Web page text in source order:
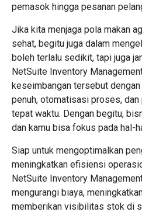
pemasok hingga pesanan
Jika kita menjaga pola makan
sehat, begitu juga dalam
boleh terlalu sedikit, tapi juga
NetSuite Inventory
keseimbangan tersebut
penuh, otomatisasi proses,
tepat waktu. Dengan begitu,
dan kamu bisa fokus pada hal-
Siap untuk mengoptimalkan
meningkatkan efisiensi
NetSuite Inventory
mengurangi biaya,
memberikan visibilitas stok di